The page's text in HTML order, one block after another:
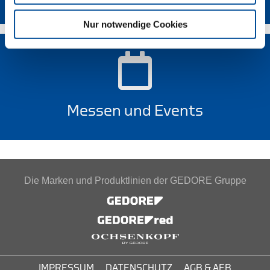
Nur notwendige Cookies
Messen und Events
Die Marken und Produktlinien der GEDORE Gruppe
IMPRESSUM DATENSCHUTZ AGB & AEB